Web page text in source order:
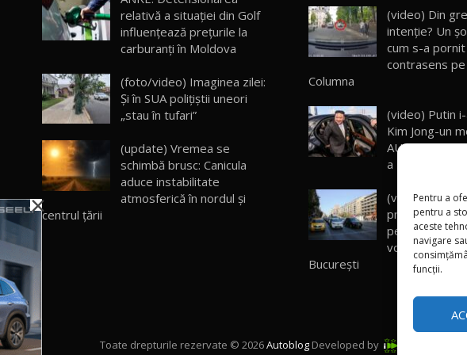
Pentru a
pentru a
aceste
navigare
funcții.
relativă a situației din Golf
influențează prețurile la
carburanți în Moldova
(foto/video) Imaginea zilei:
Și în SUA polițiștii uneori
„stau în tufari”
(update) Vremea se
schimbă brusc: Canicula
aduce instabilitate
atmosferică în nordul și
centrul țării
(video) Din
intenție? Un
cum s-a
contrasens
Columna
(video) Putin
Kim Jong-un
AURUS
a stat în el
(video)
pregătește o
pentru șoferii
vor tranzita
București
Toate drepturile rezervate © 2026Autoblog Developed by
×